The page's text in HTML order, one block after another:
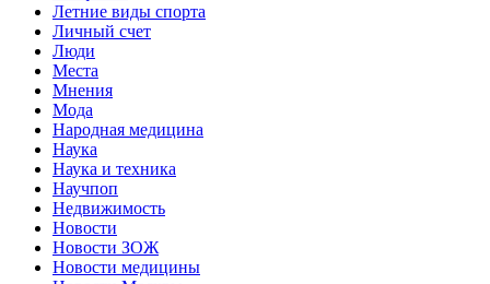
Летние виды спорта
Личный счет
Люди
Места
Мнения
Мода
Народная медицина
Наука
Наука и техника
Научпоп
Недвижимость
Новости
Новости ЗОЖ
Новости медицины